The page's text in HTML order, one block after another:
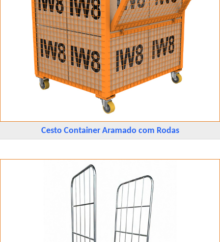
Cesto Container Aramado com Rodas